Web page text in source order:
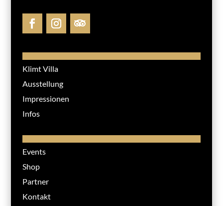
Klimt Villa
Ausstellung
Impressionen
Infos
Events
Shop
Partner
Kontakt